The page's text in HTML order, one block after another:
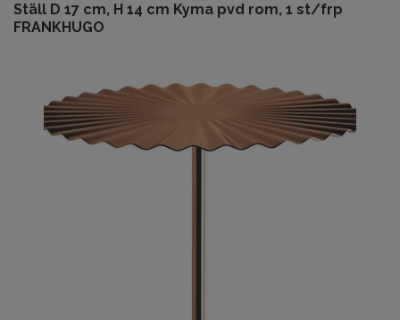
Ställ D 17 cm, H 14 cm Kyma pvd rom, 1 st/frp
FRANKHUGO